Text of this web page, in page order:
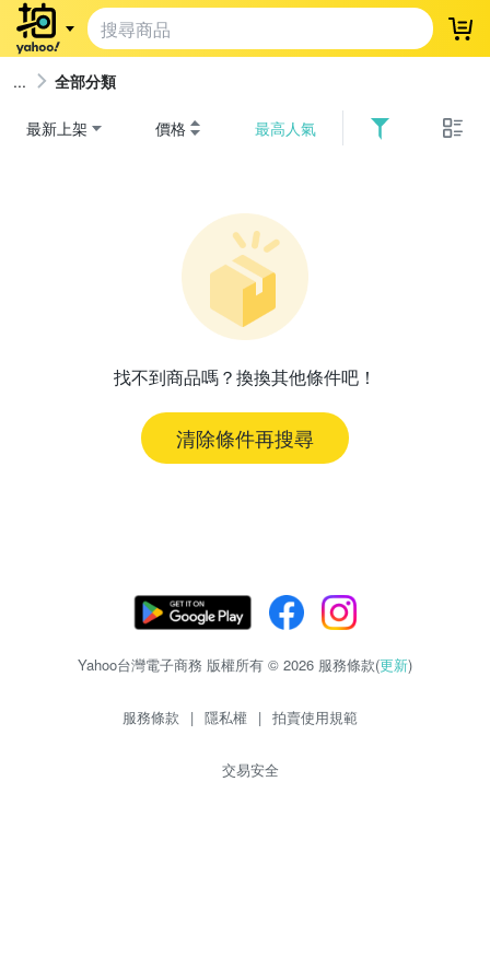
登
全部分類
最新上架 價格 最高人氣
找不到商品嗎？換換其他條件吧！
清除條件再搜尋
Yahoo台灣電子商務 版權所有 © 2026 服務條款(更新)
服務條款 | 隱私權 | 拍賣使用規範
交易安全